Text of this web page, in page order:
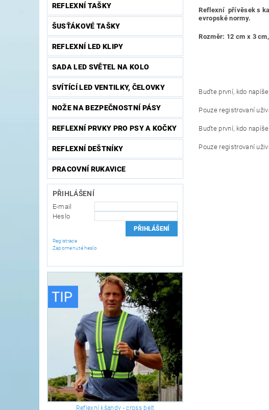
REFLEXNÍ TAŠKY
ŠUSŤÁKOVÉ TAŠKY
REFLEXNÍ LED KLIPY
SADA LED SVĚTEL NA KOLO
SVÍTÍCÍ LED VENTILKY, ČELOVKY
NOŽE NA BEZPEČNOSTNÍ PÁSY
REFLEXNÍ PRVKY PRO PSY A KOČKY
REFLEXNÍ DEŠTNÍKY
PRACOVNÍ RUKAVICE
PŘIHLÁŠENÍ
E-mail
Heslo
Registrace
Zapomenuté heslo
Reflexní kšandy - cross belt
Reflexní přívěsek s
evropské normy.
Rozměr: 12 cm x 3
Buďte první, kdo
Pouze registrovaní
Buďte první, kdo
Pouze registrovaní